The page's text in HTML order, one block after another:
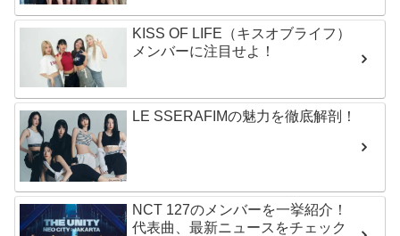
KISS OF LIFE（キスオブライフ）
メンバーに注目せよ！
LE SSERAFIMの魅力を徹底解剖！
NCT 127のメンバーを一挙紹介！
代表曲、最新ニュースをチェック